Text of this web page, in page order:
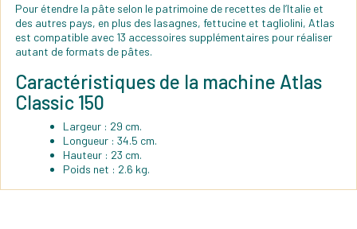
Pour étendre la pâte selon le patrimoine de recettes de l’Italie et
des autres pays, en plus des lasagnes, fettucine et tagliolini, Atlas
est compatible avec 13 accessoires supplémentaires pour réaliser
autant de formats de pâtes.
Caractéristiques de la machine Atlas
Classic 150
Largeur : 29 cm.
Longueur : 34.5 cm.
Hauteur : 23 cm.
Poids net : 2.6 kg.